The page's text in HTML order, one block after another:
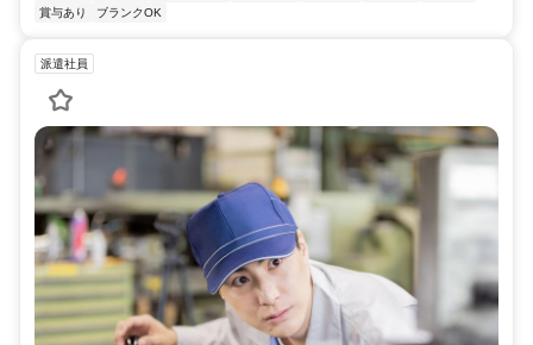
賞与あり
ブランクOK
派遣社員